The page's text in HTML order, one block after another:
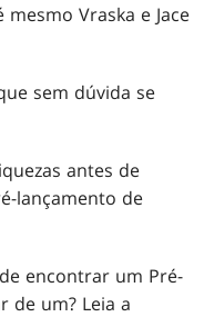
Vraska e Jace
sem dúvida se
antes de
lançamento de
encontrar um Pré-
de um? Leia a